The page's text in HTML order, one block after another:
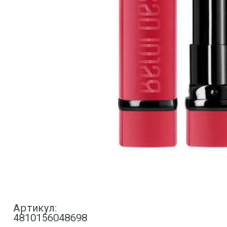
Артикул:
4810156048698